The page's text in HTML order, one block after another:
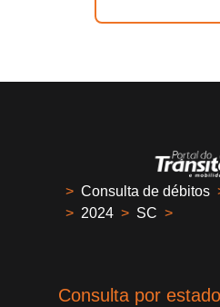
> Consulta de débitos
> 2024 > SC >
Consulta por